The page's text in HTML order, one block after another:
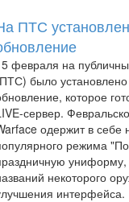
ПТС
февраля на
было
которое
сервер.
одержит в себе
режима
некоторого
интерфейса.